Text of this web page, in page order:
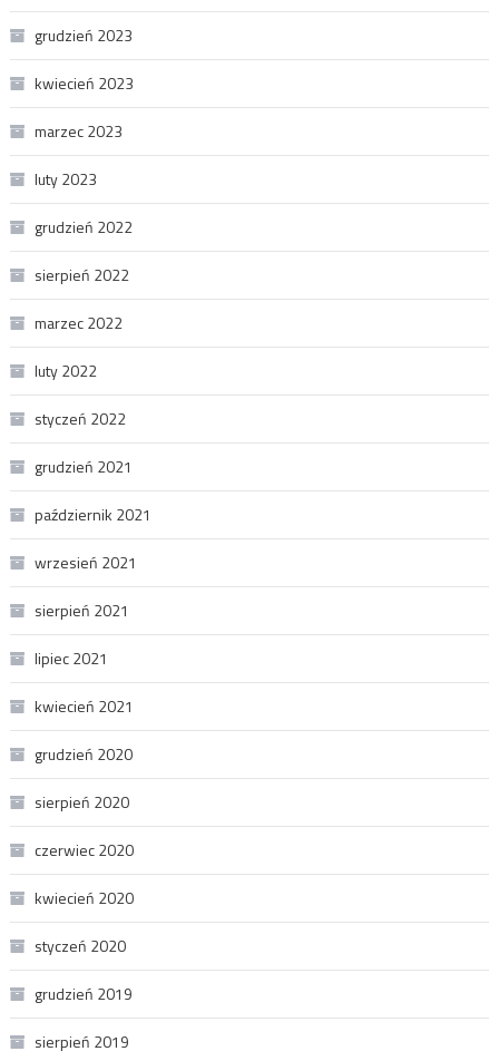
grudzień 2023
kwiecień 2023
marzec 2023
luty 2023
grudzień 2022
sierpień 2022
marzec 2022
luty 2022
styczeń 2022
grudzień 2021
październik 2021
wrzesień 2021
sierpień 2021
lipiec 2021
kwiecień 2021
grudzień 2020
sierpień 2020
czerwiec 2020
kwiecień 2020
styczeń 2020
grudzień 2019
sierpień 2019